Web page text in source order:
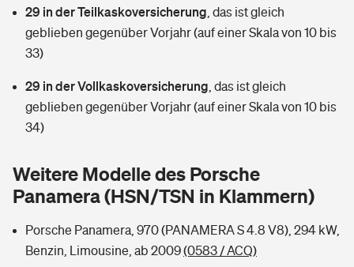
Zur Übersicht
Tools
Wer versichert was: Jetzt Versicherer finden
Sie haben Fragen?
Handyversicherung
Musikinstrumentenversicherung
Zur Übersicht
Tools
Sie haben Fragen?
29 in der Teilkaskoversicherung das ist gleich
geblieben gegenüber Vorjahr (auf einer Skala von 10 bis
33)
29 in der Vollkaskoversicherung das ist gleich
geblieben gegenüber Vorjahr (auf einer Skala von 10 bis
34)
Weitere Modelle des Porsche
Panamera (HSN/TSN in Klammern)
Porsche Panamera, 970 (PANAMERA S 4.8 V8), 294 kW,
Benzin, Limousine, ab 2009(0583 / ACQ)